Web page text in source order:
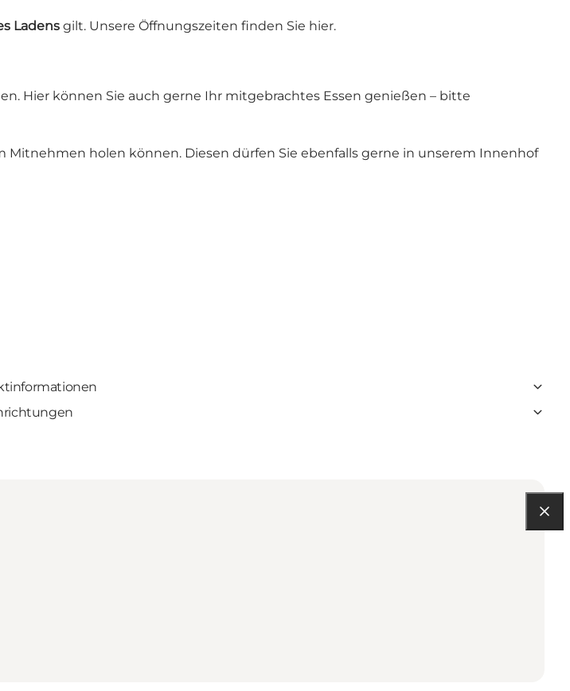
Ladens gilt. Unsere Öffnungszeiten finden Sie hier.
Hier können Sie auch gerne Ihr mitgebrachtes Essen genießen – bitte
Mitnehmen holen können. Diesen dürfen Sie ebenfalls gerne in unserem Innenhof